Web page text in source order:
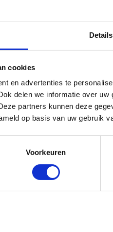
Details
cookies
en advertenties te
delen we informatie over
partners kunnen deze
op basis van uw gebruik
Voorkeuren
voor 17:00 besteld =